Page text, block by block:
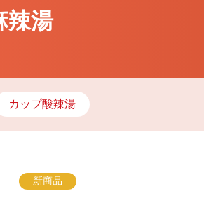
辣湯
カップ酸辣湯
新商品